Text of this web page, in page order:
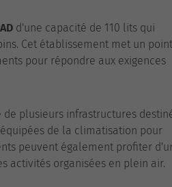
d'une capacité de 110 lits qui
Cet établissement met un point
pour répondre aux exigences
de plusieurs infrastructures
de la climatisation pour
peuvent également profiter
activités organisées en plein air.